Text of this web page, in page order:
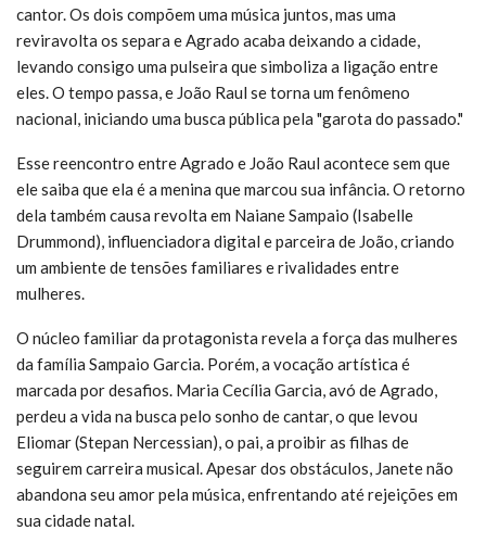
cantor. Os dois compõem uma música juntos, mas uma
reviravolta os separa e Agrado acaba deixando a cidade,
levando consigo uma pulseira que simboliza a ligação entre
eles. O tempo passa, e João Raul se torna um fenômeno
nacional, iniciando uma busca pública pela "garota do passado."
Esse reencontro entre Agrado e João Raul acontece sem que
ele saiba que ela é a menina que marcou sua infância. O retorno
dela também causa revolta em Naiane Sampaio (Isabelle
Drummond), influenciadora digital e parceira de João, criando
um ambiente de tensões familiares e rivalidades entre
mulheres.
O núcleo familiar da protagonista revela a força das mulheres
da família Sampaio Garcia. Porém, a vocação artística é
marcada por desafios. Maria Cecília Garcia, avó de Agrado,
perdeu a vida na busca pelo sonho de cantar, o que levou
Eliomar (Stepan Nercessian), o pai, a proibir as filhas de
seguirem carreira musical. Apesar dos obstáculos, Janete não
abandona seu amor pela música, enfrentando até rejeições em
sua cidade natal.